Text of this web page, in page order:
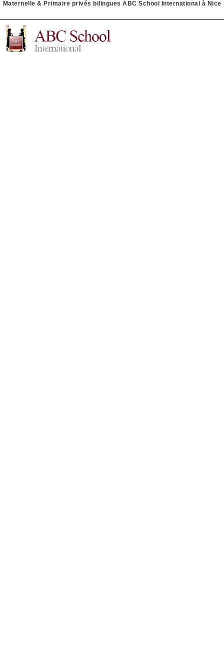
Maternelle & Primaire privés bilingues ABC School International à Nice